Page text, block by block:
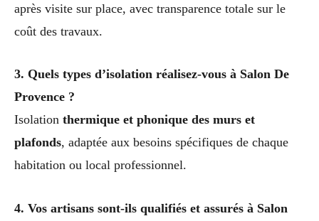
après visite sur place, avec transparence totale sur le
coût des travaux.
3. Quels types d’isolation réalisez-vous à Salon De
Provence ?
Isolation thermique et phonique des murs et
plafonds, adaptée aux besoins spécifiques de chaque
habitation ou local professionnel.
4. Vos artisans sont-ils qualifiés et assurés à Salon